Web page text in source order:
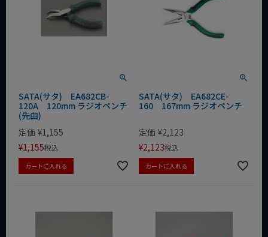
SATA(サタ) EA682CB-
120A 120mm ラジオペンチ
(先曲)
定価 ¥1,155
¥1,155税込
カートに入れる
SATA(サタ) EA682CE-
160 167mm ラジオペンチ
定価 ¥2,123
¥2,123税込
カートに入れる